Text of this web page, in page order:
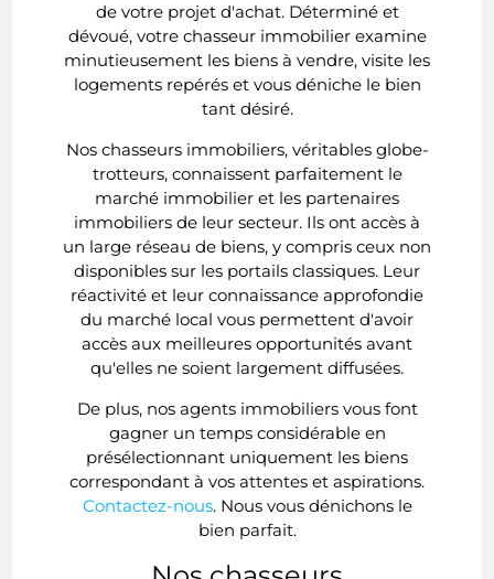
de votre projet d'achat. Déterminé et
dévoué, votre chasseur immobilier examine
minutieusement les biens à vendre, visite les
logements repérés et vous déniche le bien
tant désiré.
Nos chasseurs immobiliers, véritables globe-
trotteurs, connaissent parfaitement le
marché immobilier et les partenaires
immobiliers de leur secteur. Ils ont accès à
un large réseau de biens, y compris ceux non
disponibles sur les portails classiques. Leur
réactivité et leur connaissance approfondie
du marché local vous permettent d'avoir
accès aux meilleures opportunités avant
qu'elles ne soient largement diffusées.
De plus, nos agents immobiliers vous font
gagner un temps considérable en
présélectionnant uniquement les biens
correspondant à vos attentes et aspirations.
Contactez-nous. Nous vous dénichons le
bien parfait.